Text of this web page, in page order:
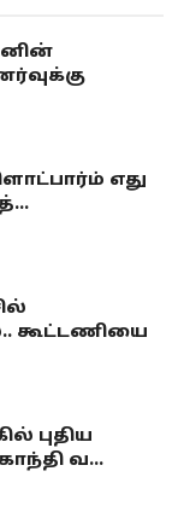
எது
கூட்டணியை
புதிய
வ...